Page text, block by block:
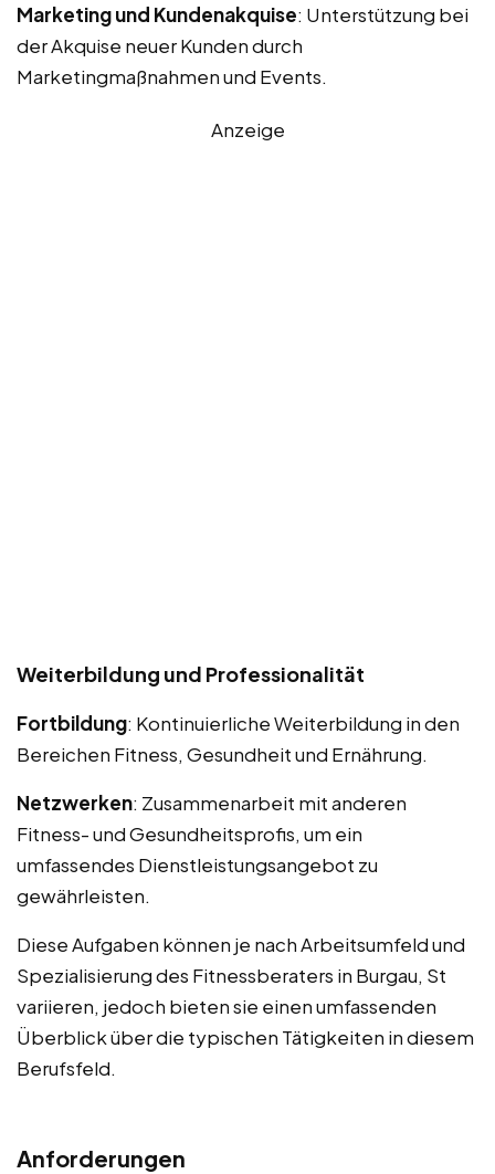
Marketing und Kundenakquise: Unterstützung bei
der Akquise neuer Kunden durch
Marketingmaßnahmen und Events.
Anzeige
Weiterbildung und Professionalität
Fortbildung: Kontinuierliche Weiterbildung in den
Bereichen Fitness, Gesundheit und Ernährung.
Netzwerken: Zusammenarbeit mit anderen
Fitness- und Gesundheitsprofis, um ein
umfassendes Dienstleistungsangebot zu
gewährleisten.
Diese Aufgaben können je nach Arbeitsumfeld und
Spezialisierung des Fitnessberaters in Burgau, St
variieren, jedoch bieten sie einen umfassenden
Überblick über die typischen Tätigkeiten in diesem
Berufsfeld.
Anforderungen